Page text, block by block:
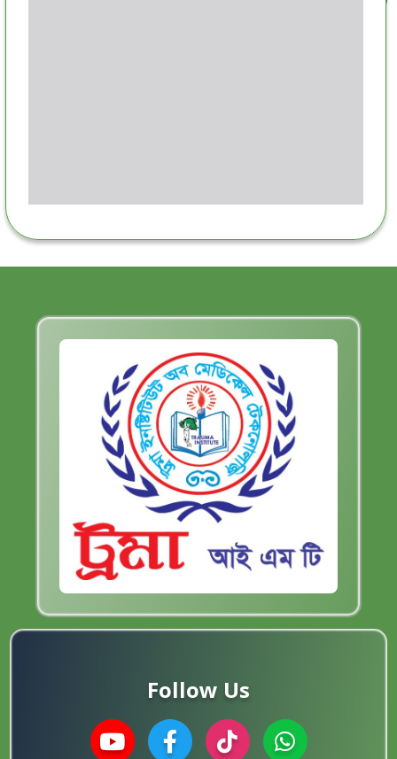
Follow Us